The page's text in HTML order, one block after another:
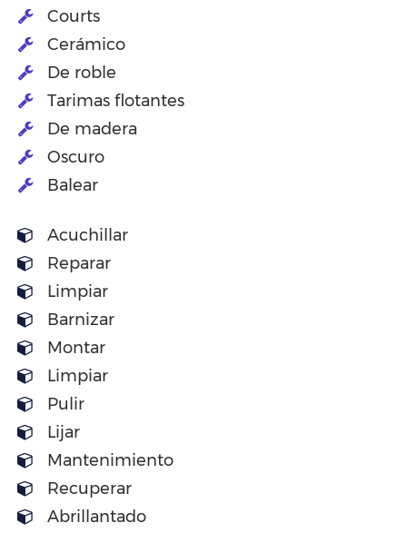
Courts
Cerámico
De roble
Tarimas flotantes
De madera
Oscuro
Balear
Acuchillar
Reparar
Limpiar
Barnizar
Montar
Limpiar
Pulir
Lijar
Mantenimiento
Recuperar
Abrillantado